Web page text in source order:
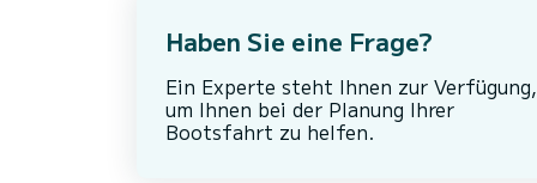
Haben Sie eine Frage?
Ein Experte steht Ihnen zur Verfügung,
um Ihnen bei der Planung Ihrer
Bootsfahrt zu helfen.